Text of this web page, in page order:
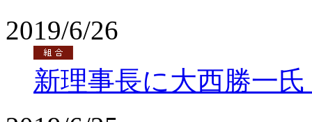
2019/6/26
新理事長に大西勝一